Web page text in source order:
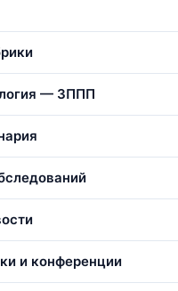
— ЗППП
и конференции